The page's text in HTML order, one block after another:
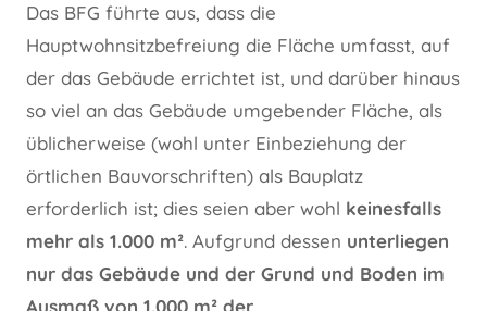
Das BFG führte aus, dass die
Hauptwohnsitzbefreiung die Fläche umfasst, auf
der das Gebäude errichtet ist, und darüber hinaus
so viel an das Gebäude umgebender Fläche, als
üblicherweise (wohl unter Einbeziehung der
örtlichen Bauvorschriften) als Bauplatz
erforderlich ist; dies seien aber wohl keinesfalls
mehr als 1.000 m². Aufgrund dessen unterliegen
nur das Gebäude und der Grund und Boden im
Ausmaß von 1.000 m² der